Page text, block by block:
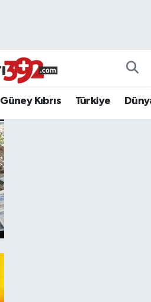
Güney Kıbrıs Türkiye